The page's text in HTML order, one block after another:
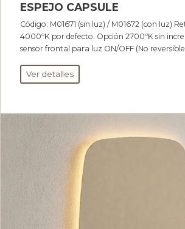
ESPEJO CAPSULE
Código: M01671 (sin luz) / M01672 (con luz)
4000ºK por defecto. Opción 2700ºK sin
sensor frontal para luz ON/OFF (No
Ver detalles